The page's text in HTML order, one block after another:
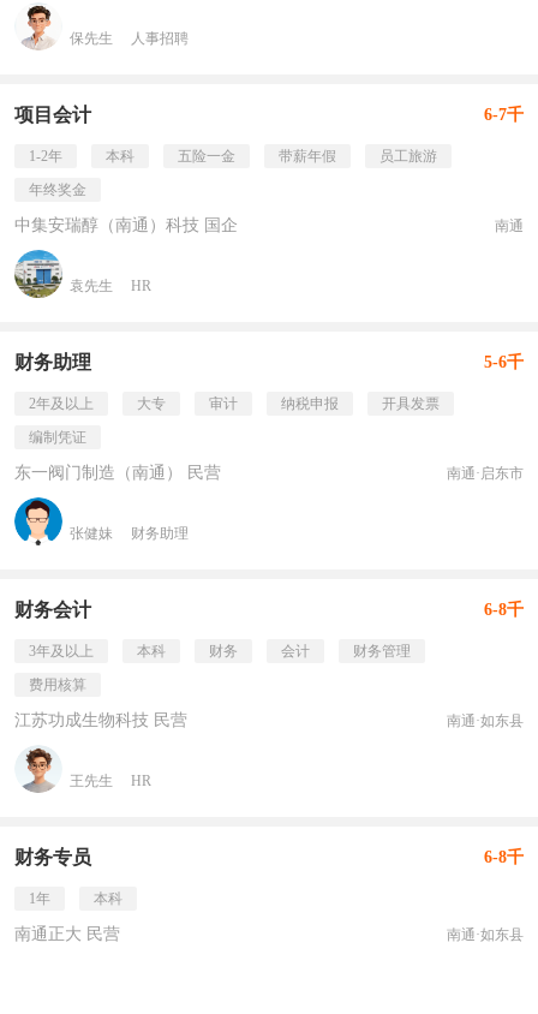
保先生 人事招聘
项目会计 6-7千
1-2年 本科 五险一金 带薪年假
员工旅游
年终奖金
中集安瑞醇（南通）科技 国企 南通
袁先生 HR
财务助理 5-6千
2年及以上 大专 审计 纳税申报
开具发票
编制凭证
东一阀门制造（南通） 民营 南通·启东市
张健妹 财务助理
财务会计 6-8千
3年及以上 本科 财务 会计
财务管理
费用核算
江苏功成生物科技 民营 南通·如东县
王先生 HR
财务专员 6-8千
1年 本科
南通正大 民营 南通·如东县